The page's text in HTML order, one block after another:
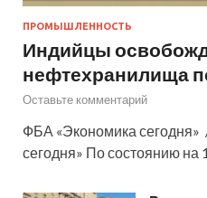
ПРОМЫШЛЕННОСТЬ
Индийцы
нефтехранилища
Оставьте комментарий
ФБА «Экономика
сегодня» По состоянию на